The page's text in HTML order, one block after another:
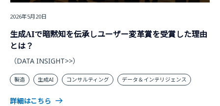
2026年5月20日
生成AIで暗黙知を伝承しユーザー変革賞を受賞した理由
とは？
（DATA INSIGHT>>）
製造 生成AI コンサルティング データ＆インテリジェンス
詳細はこちら